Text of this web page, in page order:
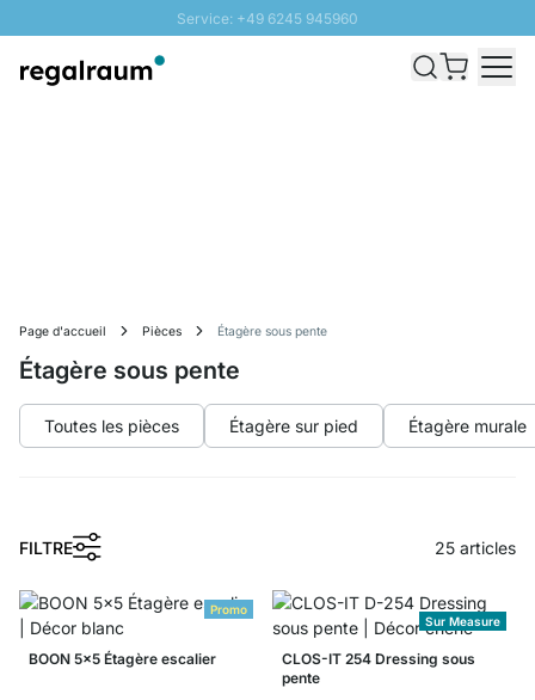
Service: +49 6245 945960
Livraison rapide - Livraison gratuite dès 100€
Page d'accueil Pièces Étagère sous pente
Étagère sous pente
Toutes les pièces Étagère sur pied Étagère murale
FILTRE 25 articles
Promo
BOON 5x5 Étagère escalier
Sur Measure
CLOS-IT 254 Dressing sous
pente